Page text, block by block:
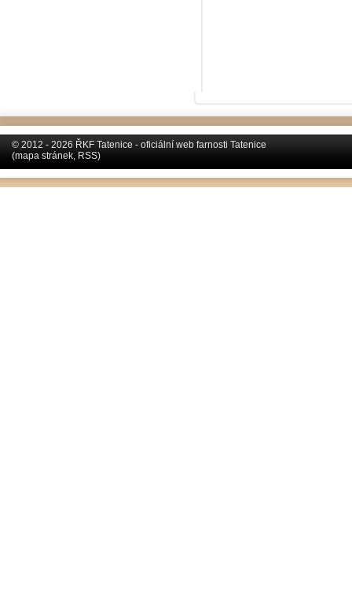
© 2012 - 2026 ŘKF Tatenice - oficiální web farnosti Tatenice
(mapa stránek, RSS)